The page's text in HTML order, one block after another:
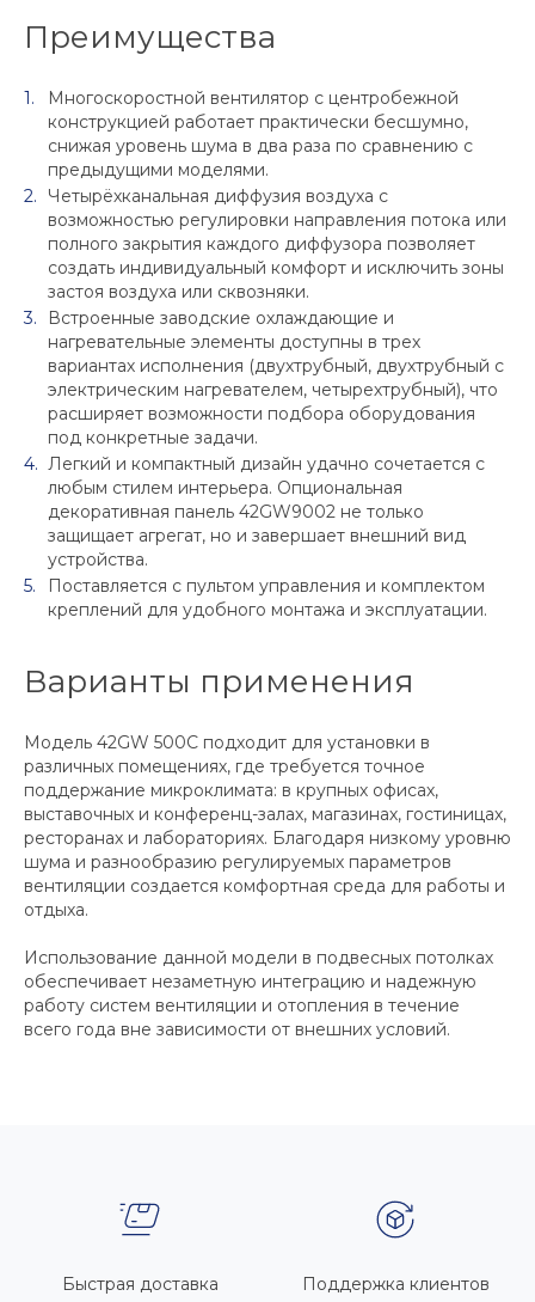
Преимущества
Многоскоростной вентилятор с центробежной
конструкцией работает практически бесшумно,
снижая уровень шума в два раза по сравнению с
предыдущими моделями.
Четырёхканальная диффузия воздуха с
возможностью регулировки направления потока или
полного закрытия каждого диффузора позволяет
создать индивидуальный комфорт и исключить зоны
застоя воздуха или сквозняки.
Встроенные заводские охлаждающие и
нагревательные элементы доступны в трех
вариантах исполнения (двухтрубный, двухтрубный с
электрическим нагревателем, четырехтрубный), что
расширяет возможности подбора оборудования
под конкретные задачи.
Легкий и компактный дизайн удачно сочетается с
любым стилем интерьера. Опциональная
декоративная панель 42GW9002 не только
защищает агрегат, но и завершает внешний вид
устройства.
Поставляется с пультом управления и комплектом
креплений для удобного монтажа и эксплуатации.
Варианты применения
Модель 42GW 500C подходит для установки в
различных помещениях, где требуется точное
поддержание микроклимата: в крупных офисах,
выставочных и конференц-залах, магазинах, гостиницах,
ресторанах и лабораториях. Благодаря низкому уровню
шума и разнообразию регулируемых параметров
вентиляции создается комфортная среда для работы и
отдыха.
Использование данной модели в подвесных потолках
обеспечивает незаметную интеграцию и надежную
работу систем вентиляции и отопления в течение
всего года вне зависимости от внешних условий.
Быстрая доставка Поддержка клиентов